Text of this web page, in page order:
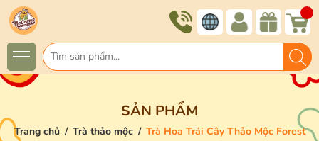
SẢN PHẨM
Trang chủ / Trà thảo mộc / Trà Hoa Trái Cây Thảo Mộc Forest